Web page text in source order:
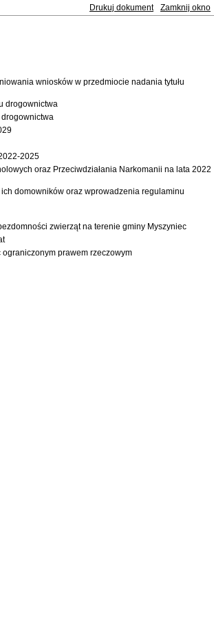
Zamknij okno
Drukuj dokument
wniosków w przedmiocie nadania tytułu
drogownictwa
drogownictwa
2025
oraz Przeciwdziałania Narkomanii na lata 2022
domowników oraz wprowadzenia regulaminu
zwierząt na terenie gminy Myszyniec
prawem rzeczowym